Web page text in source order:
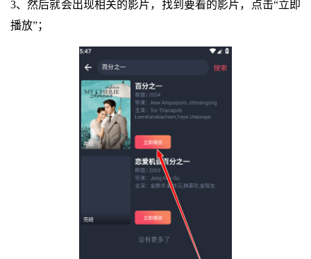
3、然后就会出现相关的影片，找到要看的影片，点击“立即
播放”；